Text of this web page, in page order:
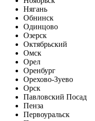
Нягань
Обнинск
Одинцово
Озерск
Октябрьский
Омск
Орел
Оренбург
Орехово-Зуево
Орск
Павловский Посад
Пенза
Первоуральск